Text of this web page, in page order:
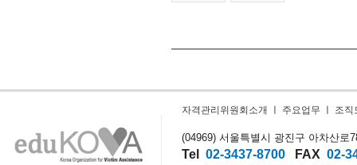
자격관리위원회소개 주요업무 조직
(04969) 서울특별시 광진구 아차산로
Tel 02-3437-8700 FAX 02-